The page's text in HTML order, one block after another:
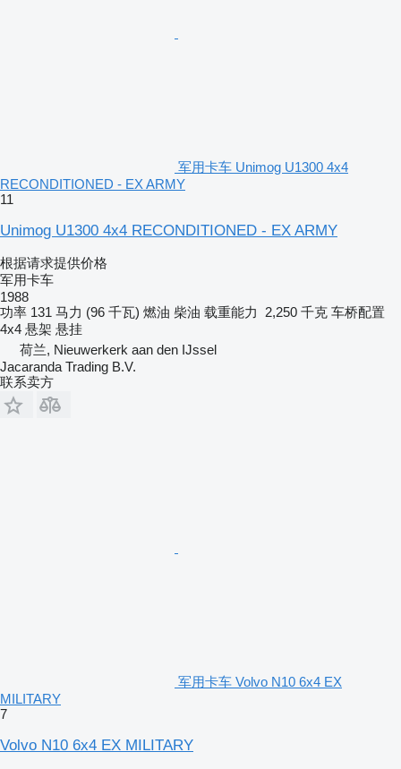
军用卡车 Unimog U1300 4x4
RECONDITIONED - EX ARMY
11
Unimog U1300 4x4 RECONDITIONED - EX ARMY
根据请求提供价格
军用卡车
1988
功率 131 马力 (96 千瓦) 燃油 柴油 载重能力 2,250 千克 车桥配置
4x4 悬架 悬挂
荷兰, Nieuwerkerk aan den IJssel
Jacaranda Trading B.V.
联系卖方
军用卡车 Volvo N10 6x4 EX
MILITARY
7
Volvo N10 6x4 EX MILITARY